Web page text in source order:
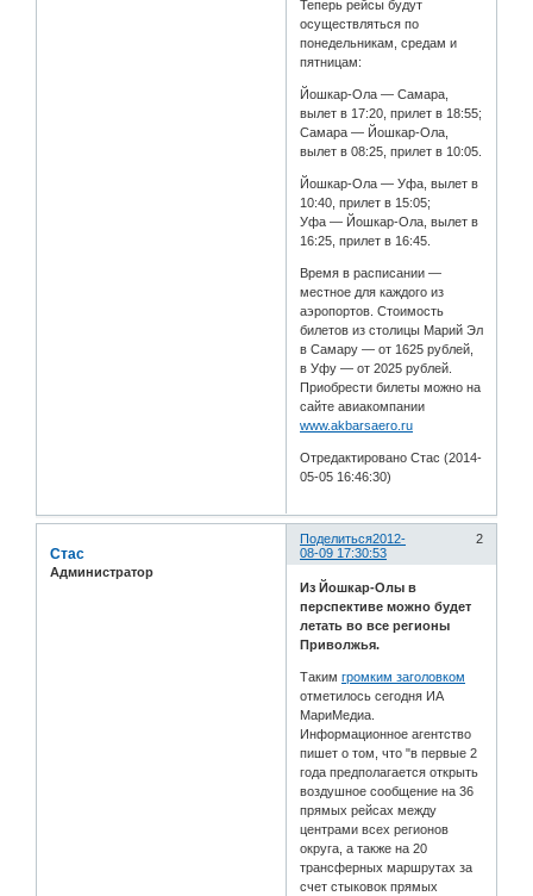
Теперь рейсы будут
осуществляться по
понедельникам, средам и
пятницам:
Йошкар-Ола — Самара,
вылет в 17:20, прилет в 18:55;
Самара — Йошкар-Ола,
вылет в 08:25, прилет в 10:05.
Йошкар-Ола — Уфа, вылет в
10:40, прилет в 15:05;
Уфа — Йошкар-Ола, вылет в
16:25, прилет в 16:45.
Время в расписании —
местное для каждого из
аэропортов. Стоимость
билетов из столицы Марий Эл
в Самару — от 1625 рублей,
в Уфу — от 2025 рублей.
Приобрести билеты можно на
сайте авиакомпании
www.akbarsaero.ru
Отредактировано Стас (2014-
05-05 16:46:30)
Поделиться 2
2012-
08-09 17:30:53
Стас
Администратор
Из Йошкар-Олы в
перспективе можно будет
летать во все регионы
Приволжья.
Такимгромким заголовком
отметилось сегодня ИА
МариМедиа.
Информационное агентство
пишет о том, что "в первые 2
года предполагается открыть
воздушное сообщение на 36
прямых рейсах между
центрами всех регионов
округа, а также на 20
трансферных маршрутах за
счет стыковок прямых